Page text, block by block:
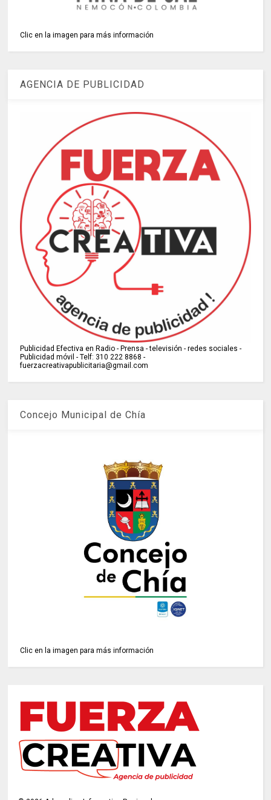
Clic en la imagen para más información
AGENCIA DE PUBLICIDAD
Publicidad Efectiva en Radio - Prensa - televisión - redes sociales -
Publicidad móvil - Telf: 310 222 8868 -
fuerzacreativapublicitaria@gmail.com
Concejo Municipal de Chía
Clic en la imagen para más información